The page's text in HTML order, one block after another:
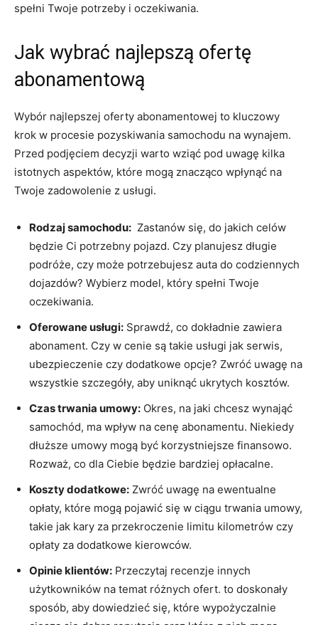
spełni Twoje potrzeby‍ i oczekiwania.
Jak wybrać ​najlepszą ofertę
abonamentową
Wybór‌ najlepszej oferty abonamentowej ⁣to kluczowy
‌krok w procesie ⁣pozyskiwania samochodu na ​wynajem.
Przed podjęciem decyzji ⁤warto wziąć pod uwagę kilka
istotnych‍ aspektów, które mogą znacząco wpłynąć na
Twoje zadowolenie z usługi.
Rodzaj ⁤samochodu: ‌ Zastanów się, do‌ jakich⁣ celów
będzie Ci potrzebny pojazd. Czy planujesz długie
podróże, czy może potrzebujesz⁢ auta do codziennych
dojazdów? Wybierz model, który spełni Twoje
oczekiwania.
Oferowane usługi: Sprawdź, co dokładnie zawiera
abonament. Czy w cenie są takie⁣ usługi jak⁢ serwis,
ubezpieczenie czy dodatkowe opcje? Zwróć uwagę na
wszystkie szczegóły, aby uniknąć ukrytych kosztów.
Czas trwania umowy: Okres, na jaki chcesz‌ wynająć‌
samochód, ma wpływ na cenę‌ abonamentu. Niekiedy
dłuższe⁤ umowy ‌mogą być korzystniejsze finansowo.
Rozważ, co dla Ciebie będzie bardziej ‍opłacalne.
Koszty dodatkowe: Zwróć‌ uwagę na ewentualne
opłaty, które⁢ mogą pojawić ⁢się w ciągu trwania umowy,
takie jak kary za‍ przekroczenie⁢ limitu kilometrów czy
⁣opłaty za dodatkowe kierowców.
Opinie klientów: Przeczytaj recenzje innych⁣
użytkowników na temat różnych ofert. to doskonały
⁣sposób, aby dowiedzieć się, które wypożyczalnie